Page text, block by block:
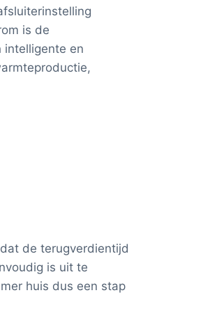
is de
intelligente en
de terugverdientijd
is uit te
huis dus een stap